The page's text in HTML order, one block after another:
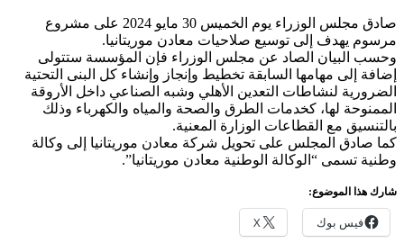
صادق مجلس الوزراء يوم الخميس 30 مايو 2024 على مشروع
مرسوم يهدف إلى توسيع صلاحيات معادن موريتانيا.
وحسب البيان الصاد عن مجلس الوزراء فإن المؤسسة ستتولى
إضافة إلى مهامها السابقة تخطيط وإنجاز وإنشاء كل البنى التحتية
الضرورية لنشاطات التعدين الأهلي وشبه الصناعي داخل الأروقة
الممنوحة لها، كخدمات الطرق والصحة والمياه والكهرباء وذلك
بالتنسيق مع القطاعات الوزارة المعنية.
كما صادق المجلس على تحويل شركة معادن موريتانيا إلى وكالة
وطنية تسمى “الوكالة الوطنية معادن موريتانيا”.
شارك هذا الموضوع:
فيس بوك X